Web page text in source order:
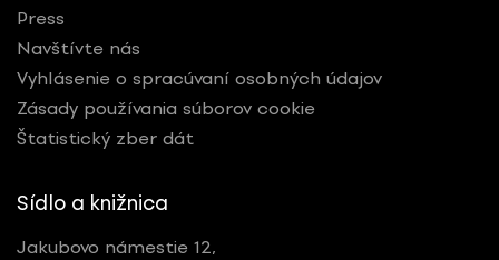
Press
Navštívte nás
Vyhlásenie o spracúvaní osobných údajov
Zásady používania súborov cookie
Štatistický zber dát
Sídlo a knižnica
Jakubovo námestie 12,